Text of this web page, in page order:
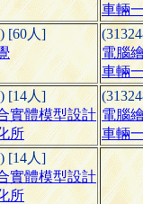
車輛
[60人]
電腦
車輛
[14人]
實體模型設計
所
電腦
車輛
[14人]
實體模型設計
所